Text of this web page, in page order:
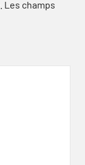
Les champs